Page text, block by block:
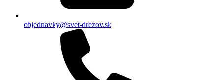
objednavky@svet-drezov.sk